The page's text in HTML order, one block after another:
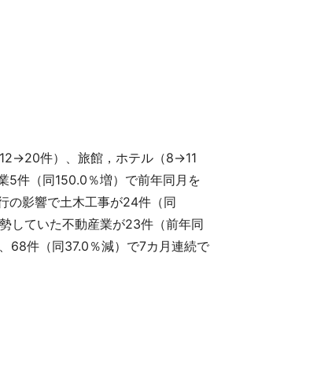
件）、旅館，ホテル（8→11
5件（同150.0％増）で前年同月を
の影響で土木工事が24件（同
していた不動産業が23件（前年同
68件（同37.0％減）で7カ月連続で